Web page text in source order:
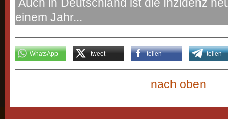
einem Jahr...
WhatsApp tweet teilen teilen
nach oben